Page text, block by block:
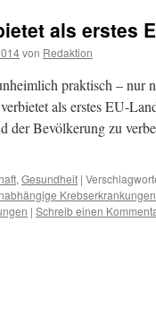
als erstes
von Redaktion
praktisch – nur
als erstes EU-
der Bevölkerung zu
, Gesundheit |
Krebserkrankungen
| Schreib einen